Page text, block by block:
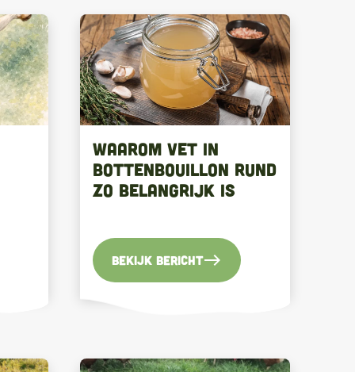
Waarom vet in
bottenbouillon rund
zo belangrijk is
Bekijk berichteast